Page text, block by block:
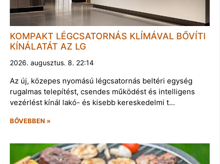
KOMPAKT LÉGCSATORNÁS KLÍMÁVAL BŐVÍTI
KÍNÁLATÁT AZ LG
2026. augusztus. 8. 22:14
Az új, közepes nyomású légcsatornás beltéri egység
rugalmas telepítést, csendes működést és intelligens
vezérlést kínál lakó- és kisebb kereskedelmi t…
BŐVEBBEN »